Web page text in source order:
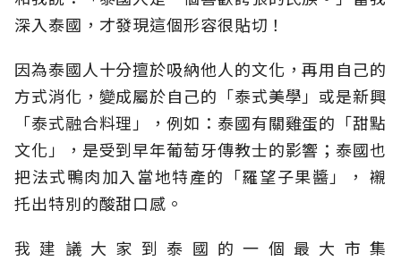
深入泰國，才發現這個形容很貼切！
因為泰國人十分擅於吸納他人的文化，再用自己的
方式消化，變成屬於自己的「泰式美學」或是新興
「泰式融合料理」，例如：泰國有關雞蛋的「甜點
文化」，是受到早年葡萄牙傳教士的影響；泰國也
把法式鴨肉加入當地特產的「羅望子果醬」， 襯
托出特別的酸甜口感。
我建議大家到泰國的一個最大市集